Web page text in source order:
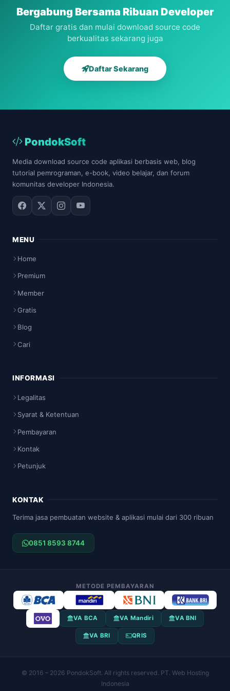
Bergabung Bersama Ribuan Developer
Daftar gratis dan mulai download source code
berkualitas sekarang juga
Daftar Sekarang
PondokSoft
Media download source code aplikasi berbasis web, blog
tutorial pemrograman, e-book, video belajar, dan forum
komunitas developer Indonesia.
MENU
Home
Premium
Member
Gratis
Blog
Cari
INFORMASI
Legalitas
Syarat & Ketentuan
Pembayaran
Kontak
Petunjuk
KONTAK
Terima jasa pembuatan website & aplikasi mulai dari 300 ribuan
0851 8593 8744
METODE PEMBAYARAN
VA BCA VA Mandiri VA BNI
VA BRI QRIS
© 2016 – 2026 PondokSoft. All rights reserved. PT. Web Hosting
Indonesia